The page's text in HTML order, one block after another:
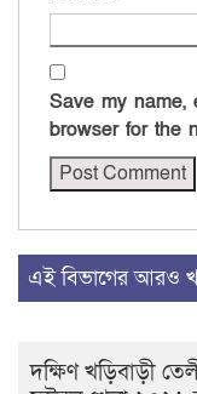
Save my name,
browser for the
এই বিভাগের আরও
দক্ষিণ খড়িবাড়ী